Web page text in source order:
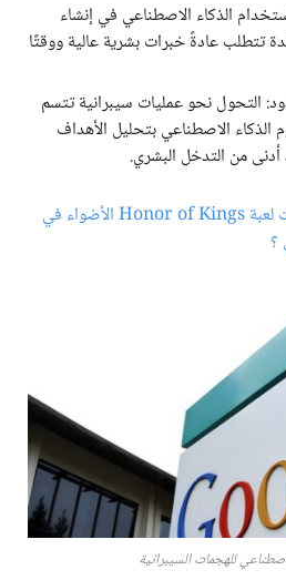
الذكاء الاصطناعي في إنشاء
تتطلب عادةً خبرات بشرية عالية ووقتًا
التحول نحو عمليات سيبرانية تتسم
الذكاء الاصطناعي بتحليل الأهداف
من التدخل البشري.
كيف خطفت لعبة Honor of Kings الأضواء في
للهجمات السيبرانية